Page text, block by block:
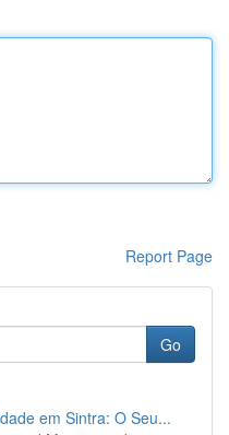
Report Page
Go
em Sintra: O Seu...